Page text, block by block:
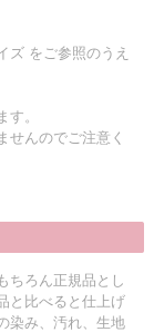
ズ をご参照のうえ
。
せんのでご注意く
ちろん正規品とし
と比べると仕上げ
染み、汚れ、生地